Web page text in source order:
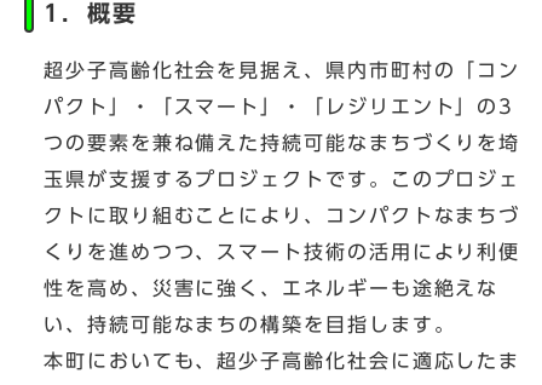
1．概要
超少子高齢化社会を見据え、県内市町村の「コン
パクト」・「スマート」・「レジリエント」の3
つの要素を兼ね備えた持続可能なまちづくりを埼
玉県が支援するプロジェクトです。このプロジェ
クトに取り組むことにより、コンパクトなまちづ
くりを進めつつ、スマート技術の活用により利便
性を高め、災害に強く、エネルギーも途絶えな
い、持続可能なまちの構築を目指します。
本町においても、超少子高齢化社会に適応したま